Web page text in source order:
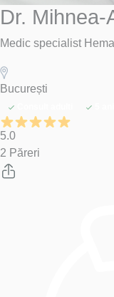
Dr.
Medic specialist
București
5.0
2 Păreri